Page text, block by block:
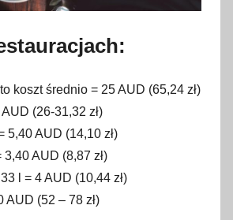
koszt średnio = 25 AUD (65,24 zł)
(26-31,32 zł)
5,40 AUD (14,10 zł)
AUD (8,87 zł)
l = 4 AUD (10,44 zł)
AUD (52 – 78 zł)